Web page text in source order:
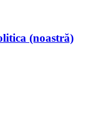
(noastră)